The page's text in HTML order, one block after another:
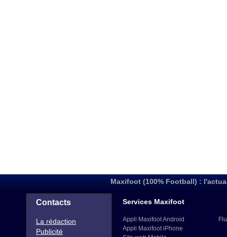
Maxifoot (100% Football) :
Contacts
La rédaction
Publicité
Services Maxifoot
Appli Maxifoot Android
Appli Maxifoot iPhone